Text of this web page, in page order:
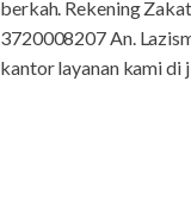
berkah. Rekening
3720008207 An.
kantor layanan kami di